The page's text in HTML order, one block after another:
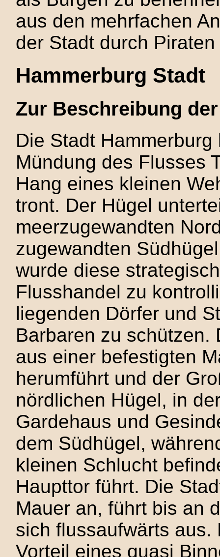
aus den mehrfachen
der Stadt durch
Hammerburg Stadt
Zur Beschreibung
Die Stadt
Mündung des Flusses
Hang eines kleinen
tront. Der Hügel
meerzugewandten
zugewandten
wurde diese
Flusshandel zu
liegenden Dörfer und
Barbaren zu schützen.
aus einer befestigten
herumführt und der
nördlichen Hügel, in
Gardehaus und
dem Südhügel,
kleinen Schlucht
Haupttor führt. Die
Mauer an, führt bis an
sich flussaufwärts
Vorteil eines quasi